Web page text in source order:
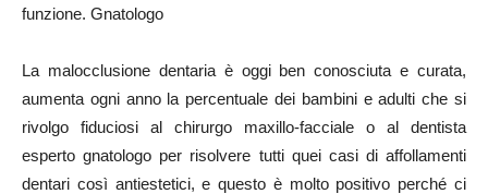
funzione. Gnatologo
La malocclusione dentaria è oggi ben conosciuta e curata,
aumenta ogni anno la percentuale dei bambini e adulti che si
rivolgo fiduciosi al chirurgo maxillo-facciale o al dentista
esperto gnatologo per risolvere tutti quei casi di affollamenti
dentari così antiestetici, e questo è molto positivo perché ci